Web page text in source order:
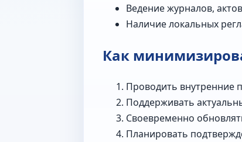
Ведение журналов,
Наличие локальных
Как
Проводить внутренние
Поддерживать
Своевременно
Планировать